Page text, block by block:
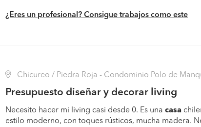
¿Eres un profesional? Consigue trabajos como este
Chicureo / Piedra Roja - Condominio Polo de
Presupuesto diseñar y decorar living
Necesito hacer mi living casi desde 0. Es una casa
estilo moderno, con toques rústicos, mucha madera.